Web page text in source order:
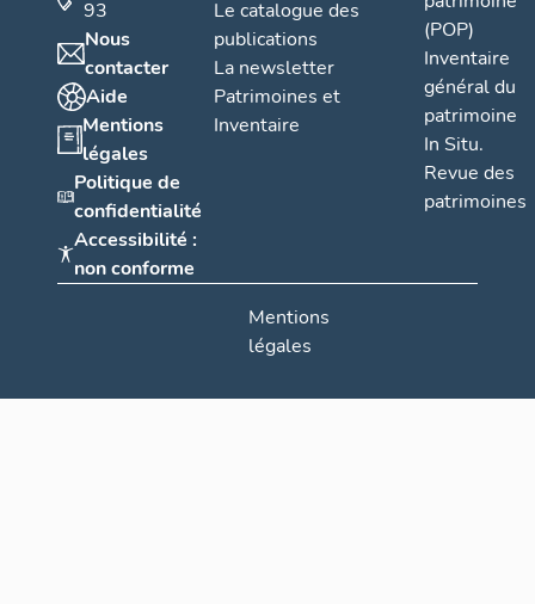
93
Nous
contacter
Aide
Mentions
légales
Politique de
confidentialité
Accessibilité :
non conforme
Le catalogue des
publications
La newsletter
Patrimoines et
Inventaire
(POP)
Inventaire
général du
patrimoine
In Situ.
Revue des
patrimoines
Mentions
légales